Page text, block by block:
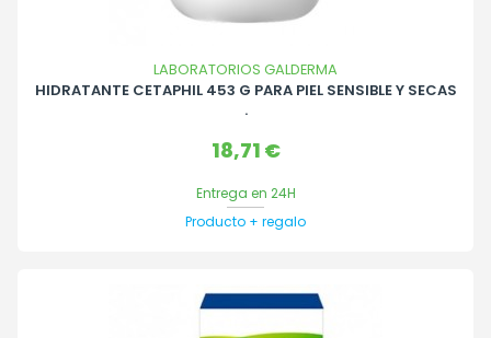
LABORATORIOS GALDERMA
HIDRATANTE CETAPHIL 453 G PARA PIEL SENSIBLE Y SECAS
.
Precio
18,71 €
Entrega en 24H
Producto + regalo